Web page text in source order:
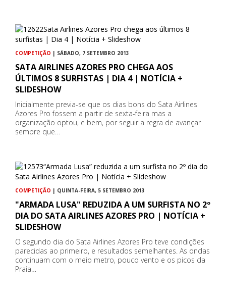
COMPETIÇÃO | SÁBADO, 7 SETEMBRO 2013
SATA AIRLINES AZORES PRO CHEGA AOS
ÚLTIMOS 8 SURFISTAS | DIA 4 | NOTÍCIA +
SLIDESHOW
Inicialmente previa-se que os dias bons do Sata Airlines
Azores Pro fossem a partir de sexta-feira mas a
organização optou, e bem, por seguir a regra de avançar
sempre que…
COMPETIÇÃO | QUINTA-FEIRA, 5 SETEMBRO 2013
"ARMADA LUSA" REDUZIDA A UM SURFISTA NO 2º
DIA DO SATA AIRLINES AZORES PRO | NOTÍCIA +
SLIDESHOW
O segundo dia do Sata Airlines Azores Pro teve condições
parecidas ao primeiro, e resultados semelhantes. As ondas
continuam com o meio metro, pouco vento e os picos da
Praia…